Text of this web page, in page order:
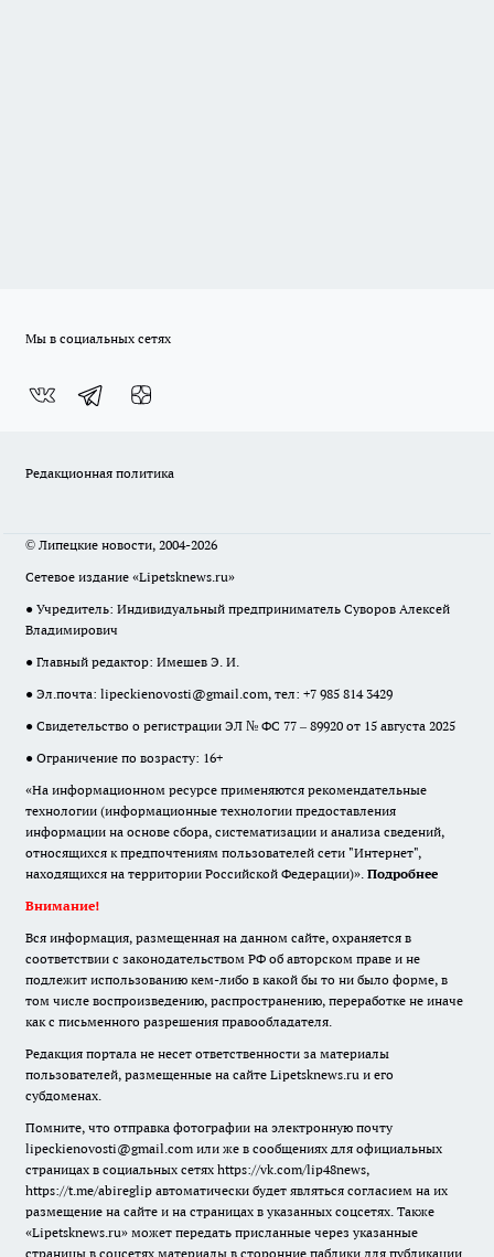
Мы в социальных сетях
Редакционная политика
© Липецкие новости, 2004-2026
Сетевое издание «Lipetsknews.ru»
● Учредитель: Индивидуальный предприниматель Суворов Алексей
Владимирович
● Главный редактор: Имешев Э. И.
● Эл.почта: lipeckienovosti@gmail.com, тел: +7 985 814 3429
● Свидетельство о регистрации ЭЛ № ФС 77 – 89920 от 15 августа 2025
● Ограничение по возрасту: 16+
«На информационном ресурсе применяются рекомендательные
технологии (информационные технологии предоставления
информации на основе сбора, систематизации и анализа сведений,
относящихся к предпочтениям пользователей сети "Интернет",
находящихся на территории Российской Федерации)». Подробнее
Внимание!
Вся информация, размещенная на данном сайте, охраняется в
соответствии с законодательством РФ об авторском праве и не
подлежит использованию кем-либо в какой бы то ни было форме, в
том числе воспроизведению, распространению, переработке не иначе
как с письменного разрешения правообладателя.
Редакция портала не несет ответственности за материалы
пользователей, размещенные на сайте Lipetsknews.ru и его
субдоменах.
Помните, что отправка фотографии на электронную почту
lipeckienovosti@gmail.com или же в сообщениях для официальных
страницах в социальных сетях https://vk.com/lip48news,
https://t.me/abireglip автоматически будет являться согласием на их
размещение на сайте и на страницах в указанных соцсетях. Также
«Lipetsknews.ru» может передать присланные через указанные
страницы в соцсетях материалы в сторонние паблики для публикации.